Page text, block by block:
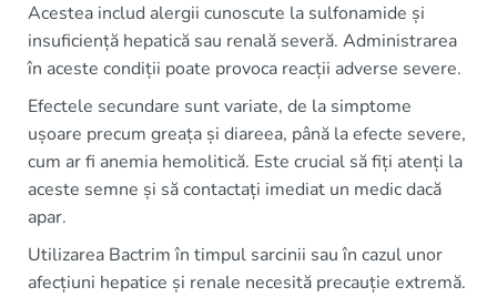
Acestea includ alergii cunoscute la sulfonamide și
insuficiență hepatică sau renală severă. Administrarea
în aceste condiții poate provoca reacții adverse severe.
Efectele secundare sunt variate, de la simptome
ușoare precum greața și diareea, până la efecte severe,
cum ar fi anemia hemolitică. Este crucial să fiți atenți la
aceste semne și să contactați imediat un medic dacă
apar.
Utilizarea Bactrim în timpul sarcinii sau în cazul unor
afecțiuni hepatice și renale necesită precauție extremă.